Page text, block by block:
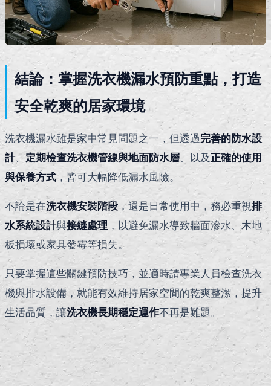
結論：掌握洗衣機漏水預防重點，打造
安全乾爽的居家環境
洗衣機漏水雖是家中常見問題之一，但透過完善的防水設
計、定期檢查洗衣機管線與地面防水層、以及正確的使用
與保養方式 ，皆可大幅降低漏水風險。
不論是在洗衣機安裝階段 ，還是日常使用中，務必重視排
水系統設計與接縫處理 ，以避免漏水導致牆面滲水、木地
板損壞或家具發霉等損失。
只要掌握這些關鍵預防技巧，並適時請專業人員檢查洗衣
機與排水設備，就能有效維持居家空間的乾爽整潔，提升
生活品質，讓洗衣機長期穩定運作不再是難題。